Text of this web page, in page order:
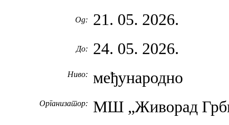
Од: 21. 05. 2026.
До: 24. 05. 2026.
Ниво: међународно
Организатор: МШ „Живорад